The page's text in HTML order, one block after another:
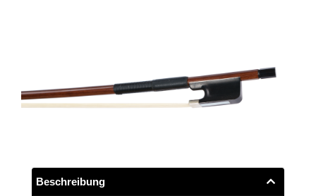
Beschreibung